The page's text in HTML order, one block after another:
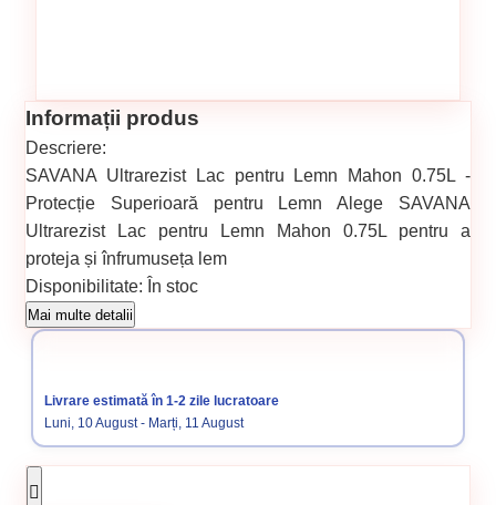
Informații produs
Descriere:
SAVANA Ultrarezist Lac pentru Lemn Mahon 0.75L -
Protecție Superioară pentru Lemn Alege SAVANA
Ultrarezist Lac pentru Lemn Mahon 0.75L pentru a
proteja și înfrumuseța lem
Disponibilitate: În stoc
Cod produs: SVN5738272
Categorii:
Mai multe detalii
Livrare estimată în 1-2 zile lucratoare
Luni, 10 August - Marți, 11 August